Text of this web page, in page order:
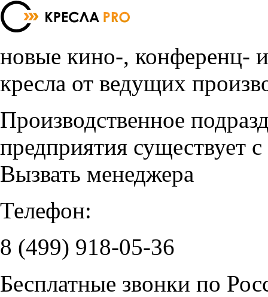
новые кино-, конференц-
кресла от ведущих
Производственное
предприятия существует
Вызвать менеджера
Телефон:
8 (499) 918-05-36
Бесплатные звонки по